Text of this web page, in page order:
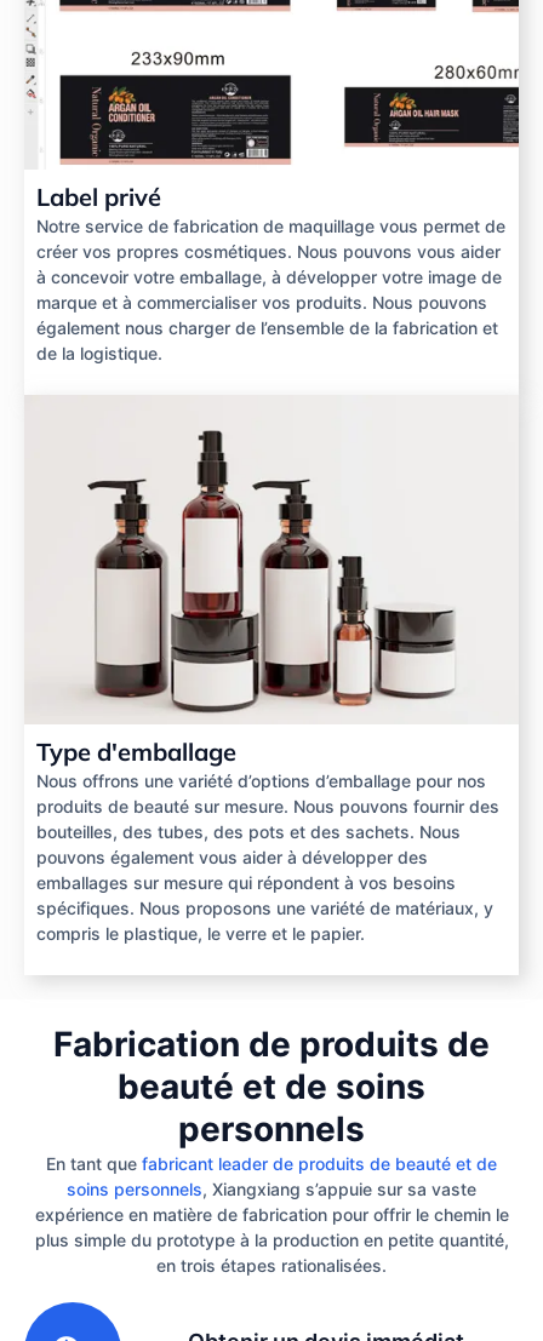
Label privé
Notre service de fabrication de maquillage vous permet de
créer vos propres cosmétiques. Nous pouvons vous aider
à concevoir votre emballage, à développer votre image de
marque et à commercialiser vos produits. Nous pouvons
également nous charger de l’ensemble de la fabrication et
de la logistique.
Type d'emballage
Nous offrons une variété d’options d’emballage pour nos
produits de beauté sur mesure. Nous pouvons fournir des
bouteilles, des tubes, des pots et des sachets. Nous
pouvons également vous aider à développer des
emballages sur mesure qui répondent à vos besoins
spécifiques. Nous proposons une variété de matériaux, y
compris le plastique, le verre et le papier.
Fabrication de produits de
beauté et de soins
personnels
En tant que fabricant leader de produits de beauté et de
soins personnels, Xiangxiang s’appuie sur sa vaste
expérience en matière de fabrication pour offrir le chemin le
plus simple du prototype à la production en petite quantité,
en trois étapes rationalisées.